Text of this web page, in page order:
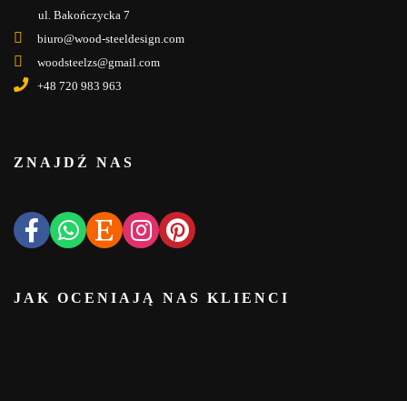
ul. Bakończycka 7
biuro@wood-steeldesign.com
woodsteelzs@gmail.com
+48 720 983 963
ZNAJDŹ NAS
JAK OCENIAJĄ NAS KLIENCI